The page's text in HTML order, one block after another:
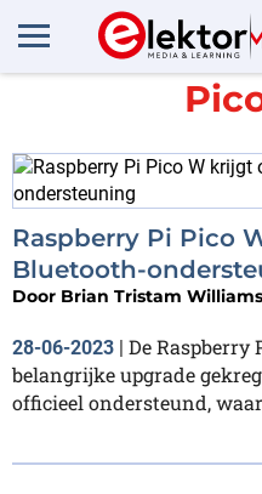
Meer over
Raspberry Pi Pico
Bluetooth-
Door Brian Tristam Williams
28-06-2023 | De Raspberry
belangrijke upgrade
officieel ondersteund,